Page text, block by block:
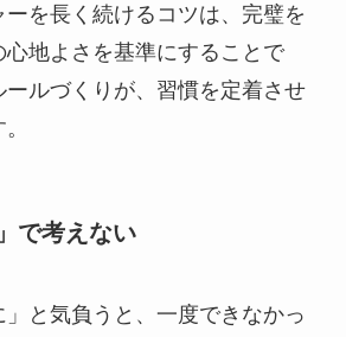
を長く続けるコツは、完璧を
心地よさを基準にすることで
ルづくりが、習慣を定着させ
で考えない
」と気負うと、一度できなかっ